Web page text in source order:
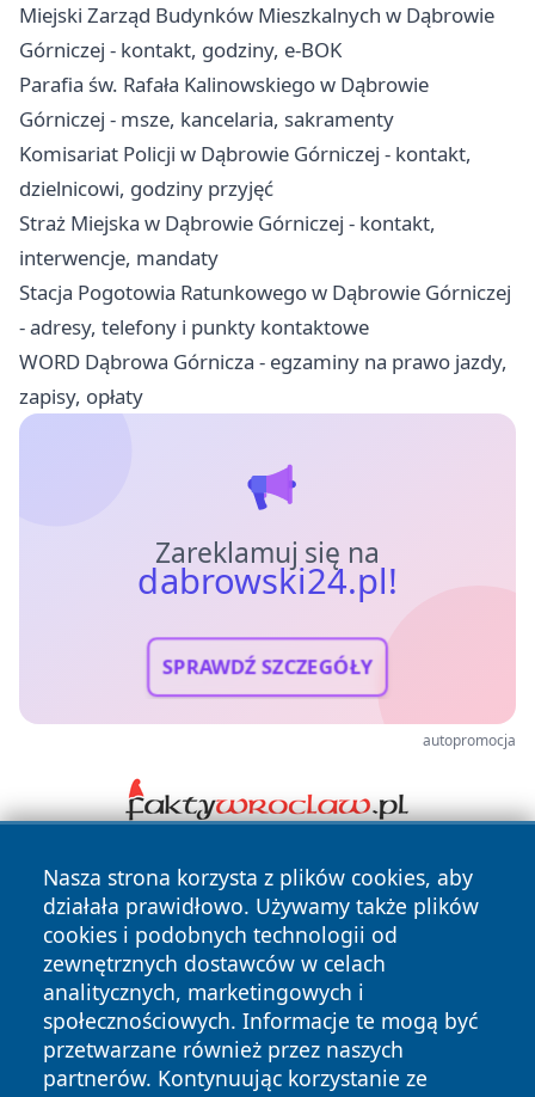
Miejski Zarząd Budynków Mieszkalnych w Dąbrowie
Górniczej - kontakt, godziny, e-BOK
Parafia św. Rafała Kalinowskiego w Dąbrowie
Górniczej - msze, kancelaria, sakramenty
Komisariat Policji w Dąbrowie Górniczej - kontakt,
dzielnicowi, godziny przyjęć
Straż Miejska w Dąbrowie Górniczej - kontakt,
interwencje, mandaty
Stacja Pogotowia Ratunkowego w Dąbrowie Górniczej
- adresy, telefony i punkty kontaktowe
WORD Dąbrowa Górnicza - egzaminy na prawo jazdy,
zapisy, opłaty
Zareklamuj się na
dabrowski24.pl!
SPRAWDŹ SZCZEGÓŁY
autopromocja
Nasza strona korzysta z plików cookies, aby
działała prawidłowo. Używamy także plików
cookies i podobnych technologii od
zewnętrznych dostawców w celach
analitycznych, marketingowych i
społecznościowych. Informacje te mogą być
przetwarzane również przez naszych
partnerów. Kontynuując korzystanie ze
Copyright © 2026 dabrowski24.pl Wszystkie prawa
zastrzeżone.